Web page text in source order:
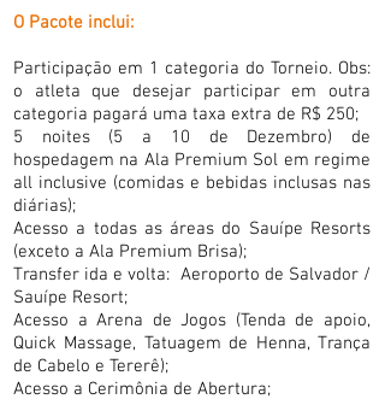
O Pacote inclui:
Participação em 1 categoria do Torneio. Obs:
o atleta que desejar participar em outra
categoria pagará uma taxa extra de R$ 250;
5 noites (5 a 10 de Dezembro) de
hospedagem na Ala Premium Sol em regime
all inclusive (comidas e bebidas inclusas nas
diárias);
Acesso a todas as áreas do Sauípe Resorts
(exceto a Ala Premium Brisa);
Transfer ida e volta: Aeroporto de Salvador /
Sauípe Resort;
Acesso a Arena de Jogos (Tenda de apoio,
Quick Massage, Tatuagem de Henna, Trança
de Cabelo e Tererê);
Acesso a Cerimônia de Abertura;